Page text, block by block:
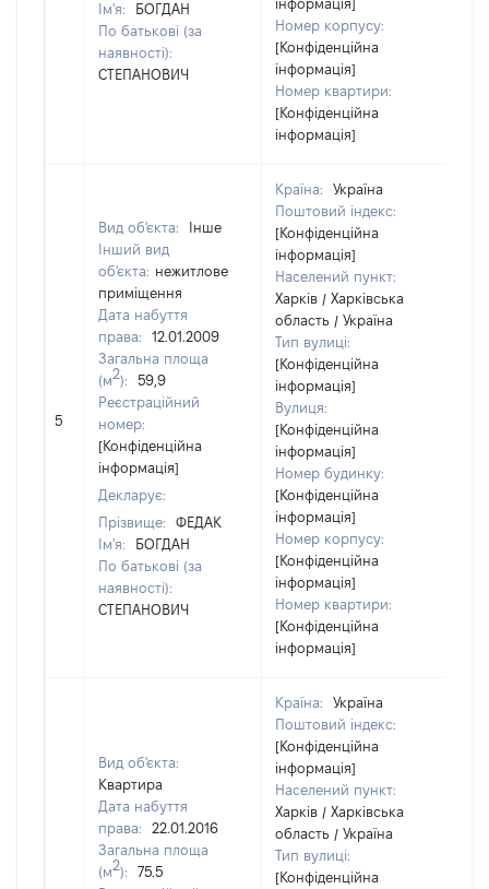
Ім'я:
БОГДАН
По батькові (за
наявності):
СТЕПАНОВИЧ
інформація]
Номер корпусу:
[Конфіденційна
інформація]
Номер квартири:
[Конфіденційна
інформація]
5
Вид об'єкта:
Інше
Інший вид
об'єкта: нежитлове
приміщення
Дата набуття
права:
12.01.2009
Загальна площа
(м2):
59,9
Реєстраційний
номер:
[Конфіденційна
інформація]
Декларує:
Прізвище:
ФЕДАК
Ім'я:
БОГДАН
По батькові (за
наявності):
СТЕПАНОВИЧ
Країна:
Україна
Поштовий індекс:
[Конфіденційна
інформація]
Населений пункт:
Харків / Харківська
область / Україна
Тип вулиці:
[Конфіденційна
інформація]
Вулиця:
[Конфіденційна
інформація]
Номер будинку:
[Конфіденційна
інформація]
Номер корпусу:
[Конфіденційна
інформація]
Номер квартири:
[Конфіденційна
інформація]
Вид об'єкта:
Квартира
Дата набуття
права:
22.01.2016
Загальна площа
(м2):
75.5
Країна:
Україна
Поштовий індекс:
[Конфіденційна
інформація]
Населений пункт:
Харків / Харківська
область / Україна
Тип вулиці:
[Конфіденційна